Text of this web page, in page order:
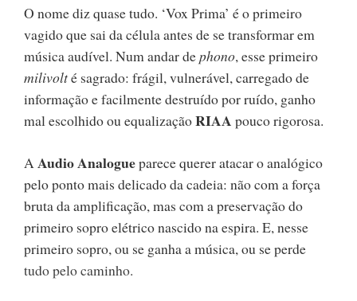
O nome diz quase tudo. ‘Vox Prima’ é o primeiro
vagido que sai da célula antes de se transformar em
música audível. Num andar dephono, esse primeiro
milivolté sagrado: frágil, vulnerável, carregado de
informação e facilmente destruído por ruído, ganho
mal escolhido ou equalizaçãoRIAA pouco rigorosa.
AAudio Analogueparece querer atacar o analógico
pelo ponto mais delicado da cadeia: não com a força
bruta da amplificação, mas com a preservação do
primeiro sopro elétrico nascido na espira. E, nesse
primeiro sopro, ou se ganha a música, ou se perde
tudo pelo caminho.